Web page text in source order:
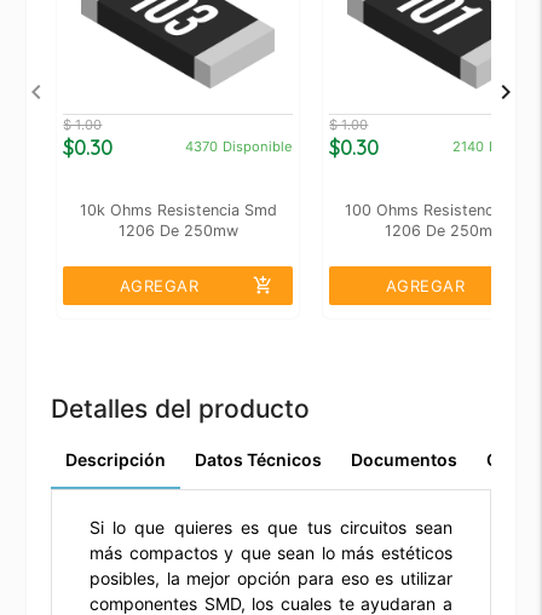
$ 1.00
$0.30 4370 Disponible
10k Ohms Resistencia Smd
1206 De 250mw
AGREGAR add_shopping_cart
$ 1.00
$0.30 2140
100 Ohms Resistencia
1206 De 250mw
AGREGAR
Detalles del producto
Descripción Datos Técnicos Documentos
Si lo que quieres es que tus circuitos sean
más compactos y que sean lo más estéticos
posibles, la mejor opción para eso es utilizar
componentes SMD, los cuales te ayudaran a